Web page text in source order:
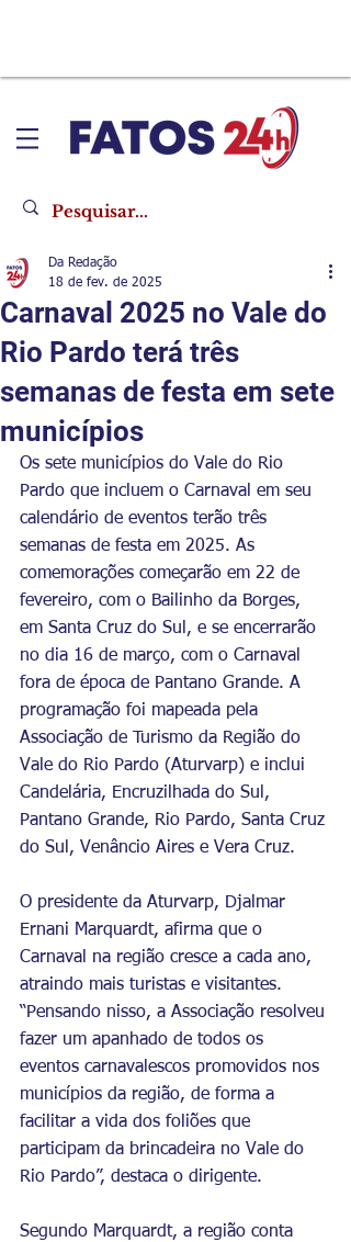
Carnaval 2025 no Vale do
Rio Pardo terá três
semanas de festa em sete
municípios
Da Redação
18 de fev. de 2025
Os sete municípios do Vale do Rio
Pardo que incluem o Carnaval em seu
calendário de eventos terão três
semanas de festa em 2025. As
comemorações começarão em 22 de
fevereiro, com o Bailinho da Borges,
em Santa Cruz do Sul, e se encerrarão
no dia 16 de março, com o Carnaval
fora de época de Pantano Grande. A
programação foi mapeada pela
Associação de Turismo da Região do
Vale do Rio Pardo (Aturvarp) e inclui
Candelária, Encruzilhada do Sul,
Pantano Grande, Rio Pardo, Santa Cruz
do Sul, Venâncio Aires e Vera Cruz.
O presidente da Aturvarp, Djalmar
Ernani Marquardt, afirma que o
Carnaval na região cresce a cada ano,
atraindo mais turistas e visitantes.
“Pensando nisso, a Associação resolveu
fazer um apanhado de todos os
eventos carnavalescos promovidos nos
municípios da região, de forma a
facilitar a vida dos foliões que
participam da brincadeira no Vale do
Rio Pardo”, destaca o dirigente.
Segundo Marquardt, a região conta